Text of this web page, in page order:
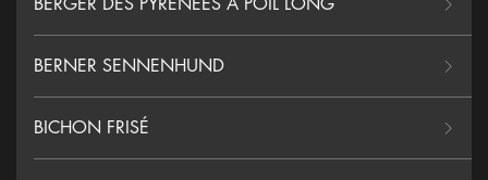
BERNER SENNENHUND
BICHON FRISÉ